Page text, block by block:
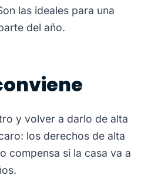
las ideales para una
del año.
y volver a darlo de alta
los derechos de alta
compensa si la casa va a